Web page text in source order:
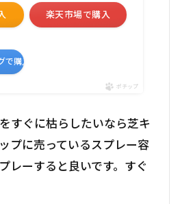
楽天市場で購入
で購入
ポチップ
すぐに枯らしたいなら芝キ
プに売っているスプレー容
レーすると良いです。すぐ